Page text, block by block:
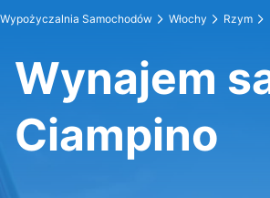
Wypożyczalnia Samochodów Włochy Rzym
Wynajem
Ciampino